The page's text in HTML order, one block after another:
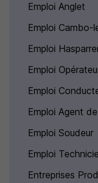
Emploi Anglet
Emploi Cambo-
Emploi
Emploi
Emploi
Emploi Agent
Emploi Soudeur
Emploi
Entreprises